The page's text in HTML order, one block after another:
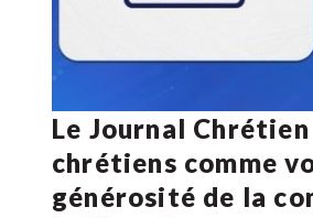
Le Journal
chrétiens comme
générosité de la